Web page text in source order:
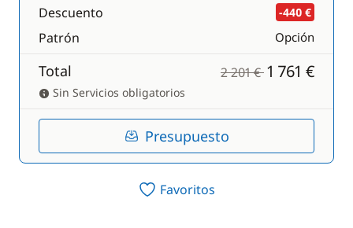
Descuento -440 €
Patrón Opción
Total 2 201 €1 761 €
Sin Servicios obligatorios
Presupuesto
Favoritos